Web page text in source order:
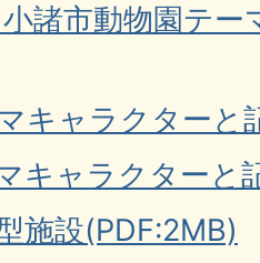
諸市動物園テー
キャラクターと
キャラクターと
施設(PDF:2MB)